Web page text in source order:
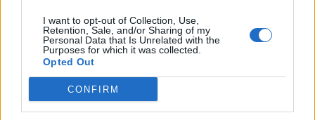
I want to opt-out of Collection, Use,
Retention, Sale, and/or Sharing of my
Personal Data that Is Unrelated with the
Purposes for which it was collected.
Opted Out
CONFIRM